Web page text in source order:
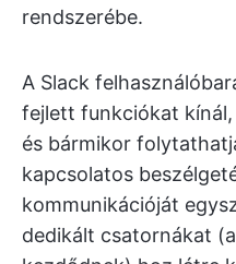
rendszerébe.
A Slack
fejlett funkciókat
és bármikor
kapcsolatos
kommunikációját
dedikált csatornákat